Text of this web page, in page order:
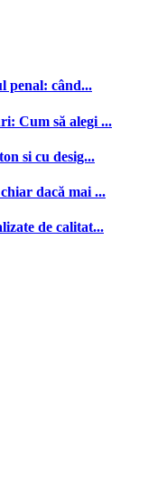
penal: când...
Cum să alegi ...
si cu desig...
dacă mai ...
de calitat...